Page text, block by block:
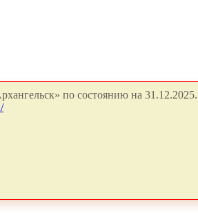
по состоянию на 31.12.2025.